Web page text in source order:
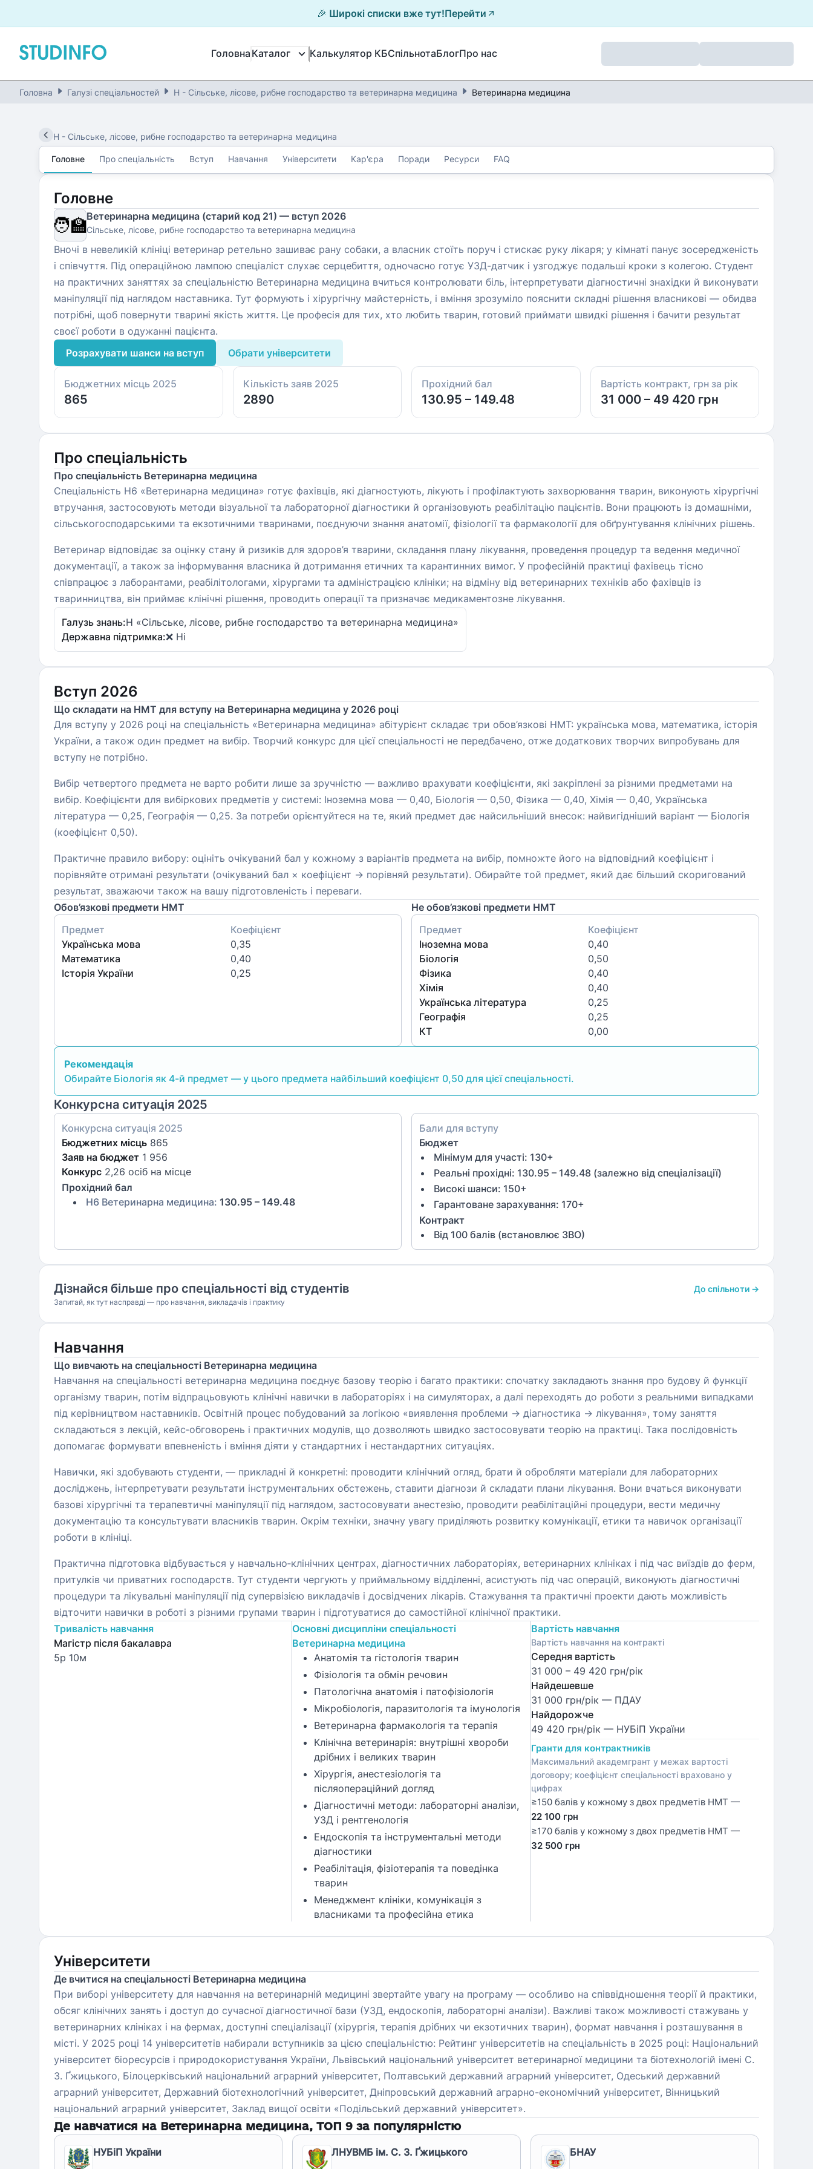
🎉 Широкі списки вже тут!Перейти
Головна Каталог Калькулятор КБСпільнотаБлогПро нас
Головна Галузі спеціальностей H - Сільське, лісове, рибне господарство та ветеринарна медицина Ветеринарна медицина
H - Сільське, лісове, рибне господарство та ветеринарна медицина
Головне Про спеціальність Вступ Навчання Університети Кар'єра Поради Ресурси FAQ
Головне
🧑‍🏫Ветеринарна медицина (старий код 21) — вступ 2026
Сільське, лісове, рибне господарство та ветеринарна медицина
Вночі в невеликій клініці ветеринар ретельно зашиває рану собаки, а власник стоїть поруч і стискає руку лікаря; у кімнаті панує зосередженість
і співчуття. Під операційною лампою спеціаліст слухає серцебиття, одночасно готує УЗД-датчик і узгоджує подальші кроки з колегою. Студент
на практичних заняттях за спеціальністю Ветеринарна медицина вчиться контролювати біль, інтерпретувати діагностичні знахідки й виконувати
маніпуляції під наглядом наставника. Тут формують і хірургічну майстерність, і вміння зрозуміло пояснити складні рішення власникові — обидва
потрібні, щоб повернути тварині якість життя. Це професія для тих, хто любить тварин, готовий приймати швидкі рішення і бачити результат
своєї роботи в одужанні пацієнта.
Розрахувати шанси на вступ
Обрати університети
Бюджетних місць 2025
865
Кількість заяв 2025
2890
Прохідний бал
130.95 – 149.48
Вартість контракт, грн за рік
31 000 – 49 420 грн
Про спеціальність
Про спеціальність Ветеринарна медицина
Спеціальність H6 «Ветеринарна медицина» готує фахівців, які діагностують, лікують і профілактують захворювання тварин, виконують хірургічні
втручання, застосовують методи візуальної та лабораторної діагностики й організовують реабілітацію пацієнтів. Вони працюють із домашніми,
сільськогосподарськими та екзотичними тваринами, поєднуючи знання анатомії, фізіології та фармакології для обґрунтування клінічних рішень.
Ветеринар відповідає за оцінку стану й ризиків для здоров’я тварини, складання плану лікування, проведення процедур та ведення медичної
документації, а також за інформування власника й дотримання етичних та карантинних вимог. У професійній практиці фахівець тісно
співпрацює з лаборантами, реабілітологами, хірургами та адміністрацією клініки; на відміну від ветеринарних техніків або фахівців із
тваринництва, він приймає клінічні рішення, проводить операції та призначає медикаментозне лікування.
Галузь знань:H «Сільське, лісове, рибне господарство та ветеринарна медицина»
Державна підтримка:❌ Ні
Вступ 2026
Що складати на НМТ для вступу на Ветеринарна медицина у 2026 році
Для вступу у 2026 році на спеціальність «Ветеринарна медицина» абітурієнт складає три обов’язкові НМТ: українська мова, математика, історія
України, а також один предмет на вибір. Творчий конкурс для цієї спеціальності не передбачено, отже додаткових творчих випробувань для
вступу не потрібно.
Вибір четвертого предмета не варто робити лише за зручністю — важливо врахувати коефіцієнти, які закріплені за різними предметами на
вибір. Коефіцієнти для вибіркових предметів у системі: Іноземна мова — 0,40, Біологія — 0,50, Фізика — 0,40, Хімія — 0,40, Українська
література — 0,25, Географія — 0,25. За потреби орієнтуйтеся на те, який предмет дає найсильніший внесок: найвигідніший варіант — Біологія
(коефіцієнт 0,50).
Практичне правило вибору: оцініть очікуваний бал у кожному з варіантів предмета на вибір, помножте його на відповідний коефіцієнт і
порівняйте отримані результати (очікуваний бал × коефіцієнт → порівняй результати). Обирайте той предмет, який дає більший скоригований
результат, зважаючи також на вашу підготовленість і переваги.
Обов’язкові предмети НМТ
Предмет
Коефіцієнт
Українська мова
0,35
Математика
0,40
Історія України
0,25
Не обов’язкові предмети НМТ
Предмет
Коефіцієнт
Іноземна мова
0,40
Біологія
0,50
Фізика
0,40
Хімія
0,40
Українська література
0,25
Географія
0,25
КТ
0,00
Рекомендація
Обирайте Біологія як 4-й предмет — у цього предмета найбільший коефіцієнт 0,50 для цієї спеціальності.
Конкурсна ситуація 2025
Конкурсна ситуація 2025
Бюджетних місць 865
Заяв на бюджет 1 956
Конкурс 2,26 осіб на місце
Прохідний бал
H6 Ветеринарна медицина: 130.95 – 149.48
Бали для вступу
Бюджет
Мінімум для участі: 130+
Реальні прохідні: 130.95 – 149.48 (залежно від спеціалізації)
Високі шанси: 150+
Гарантоване зарахування: 170+
Контракт
Від 100 балів (встановлює ЗВО)
Дізнайся більше про спеціальності від студентів До спільноти →
Запитай, як тут насправді — про навчання, викладачів і практику
Навчання
Що вивчають на спеціальності Ветеринарна медицина
Навчання на спеціальності ветеринарна медицина поєднує базову теорію і багато практики: спочатку закладають знання про будову й функції
організму тварин, потім відпрацьовують клінічні навички в лабораторіях і на симуляторах, а далі переходять до роботи з реальними випадками
під керівництвом наставників. Освітній процес побудований за логікою «виявлення проблеми → діагностика → лікування», тому заняття
складаються з лекцій, кейс‑обговорень і практичних модулів, що дозволяють швидко застосовувати теорію на практиці. Така послідовність
допомагає формувати впевненість і вміння діяти у стандартних і нестандартних ситуаціях.
Навички, які здобувають студенти, — прикладні й конкретні: проводити клінічний огляд, брати й обробляти матеріали для лабораторних
досліджень, інтерпретувати результати інструментальних обстежень, ставити діагнози й складати плани лікування. Вони вчаться виконувати
базові хірургічні та терапевтичні маніпуляції під наглядом, застосовувати анестезію, проводити реабілітаційні процедури, вести медичну
документацію та консультувати власників тварин. Окрім техніки, значну увагу приділяють розвитку комунікації, етики та навичок організації
роботи в клініці.
Практична підготовка відбувається у навчально‑клінічних центрах, діагностичних лабораторіях, ветеринарних клініках і під час виїздів до ферм,
притулків чи приватних господарств. Тут студенти чергують у приймальному відділенні, асистують під час операцій, виконують діагностичні
процедури та лікувальні маніпуляції під супервізією викладачів і досвідчених лікарів. Стажування та практичні проекти дають можливість
відточити навички в роботі з різними групами тварин і підготуватися до самостійної клінічної практики.
Тривалість навчання
Магістр після бакалавра
5р 10м
Основні дисципліни спеціальності
Ветеринарна медицина
Анатомія та гістологія тварин
Фізіологія та обмін речовин
Патологічна анатомія і патофізіологія
Мікробіологія, паразитологія та імунологія
Ветеринарна фармакологія та терапія
Клінічна ветеринарія: внутрішні хвороби
дрібних і великих тварин
Хірургія, анестезіологія та
післяопераційний догляд
Діагностичні методи: лабораторні аналізи,
УЗД і рентгенологія
Ендоскопія та інструментальні методи
діагностики
Реабілітація, фізіотерапія та поведінка
тварин
Менеджмент клініки, комунікація з
власниками та професійна етика
Вартість навчання
Вартість навчання на контракті
Середня вартість
31 000 – 49 420 грн/рік
Найдешевше
31 000 грн/рік — ПДАУ
Найдорожче
49 420 грн/рік — НУБіП України
Гранти для контрактників
Максимальний академгрант у межах вартості
договору; коефіцієнт спеціальності враховано у
цифрах
≥150 балів у кожному з двох предметів НМТ —
22 100 грн
≥170 балів у кожному з двох предметів НМТ —
32 500 грн
Університети
Де вчитися на спеціальності Ветеринарна медицина
При виборі університету для навчання на ветеринарній медицині звертайте увагу на програму — особливо на співвідношення теорії й практики,
обсяг клінічних занять і доступ до сучасної діагностичної бази (УЗД, ендоскопія, лабораторні аналізи). Важливі також можливості стажувань у
ветеринарних клініках і на фермах, доступні спеціалізації (хірургія, терапія дрібних чи екзотичних тварин), формат навчання і розташування в
місті. У 2025 році 14 університетів набирали вступників за цією спеціальністю: Рейтинг університетів на спеціальність в 2025 році: Національний
університет біоресурсів і природокористування України, Львівський національний університет ветеринарної медицини та біотехнологій імені С.
З. Ґжицького, Білоцерківський національний аграрний університет, Полтавський державний аграрний університет, Одеський державний
аграрний університет, Державний біотехнологічний університет, Дніпровський державний аграрно-економічний університет, Вінницький
національний аграрний університет, Заклад вищої освіти «Подільський державний університет».
Де навчатися на Ветеринарна медицина, ТОП 9 за популярністю
НУБіП України ЛНУВМБ ім. С. З. Ґжицького БНАУ